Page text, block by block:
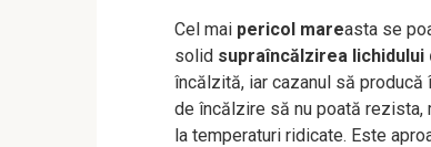
Cel mai pericol mareasta se
solid supraîncălzirea lichidului
încălzită, iar cazanul să
de încălzire să nu poată
la temperaturi ridicate. Este